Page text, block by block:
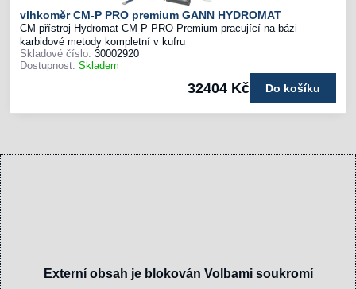
vlhkoměr CM-P PRO premium GANN HYDROMAT
CM přístroj Hydromat CM-P PRO Premium pracující na bázi
karbidové metody kompletní v kufru
Skladové číslo: 30002920
Dostupnost: Skladem
32404 Kč Do košíku
Externí obsah je blokován Volbami soukromí